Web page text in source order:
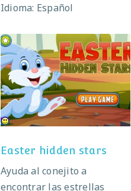
Idioma: Español
Easter hidden stars
Easter hidden stars
Ayuda al conejito a
encontrar las estrellas